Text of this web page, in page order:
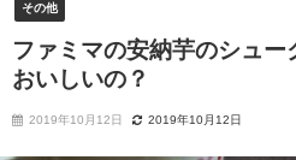
その他
ファミマの安納芋のシュー
おいしいの？
2019年10月12日 2019年10月12日